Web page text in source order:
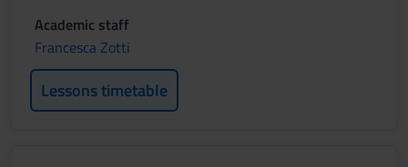
Academic staff
Francesca Zotti
Lessons timetable